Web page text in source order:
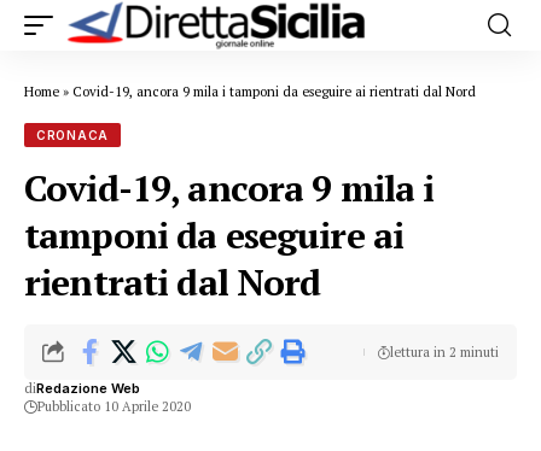
Home » Covid-19, ancora 9 mila i tamponi da eseguire ai rientrati dal Nord
CRONACA
Covid-19, ancora 9 mila i
tamponi da eseguire ai
rientrati dal Nord
diRedazione Web
Pubblicato 10 Aprile 2020
lettura in 2 minuti